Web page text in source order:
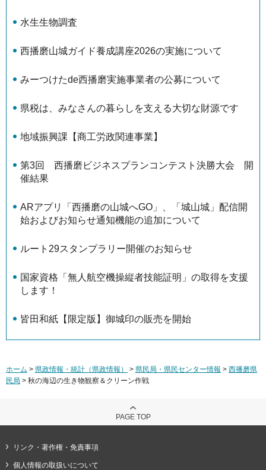
水生生物調査
西播磨山城ガイド養成講座2026の実施について
みーつけたde西播磨実施事業者の公募について
県税は、みなさんの暮らしを支える大切な財源です
地域振興課【商工労政関連事業】
第3回 西播磨ビジネスプランコンテスト決勝大会 開
催結果
ARアプリ「西播磨の山城へGO」、「城山城」配信開
始およびお知らせ通知機能の追加について
ルート29スタンプラリー開催のお知らせ
国家資格「無人航空機操縦者技能証明」の取得を支援
します！
皆田和紙【限定版】御城印の販売を開始
ホーム > 県政情報・統計（県政情報） > 県民局・県民センター情報 > 西播磨県
民局 > 秋の海辺の生き物観察＆クリーン作戦
PAGE TOP
リンク・著作権・免責事項
個人情報の取扱いについて